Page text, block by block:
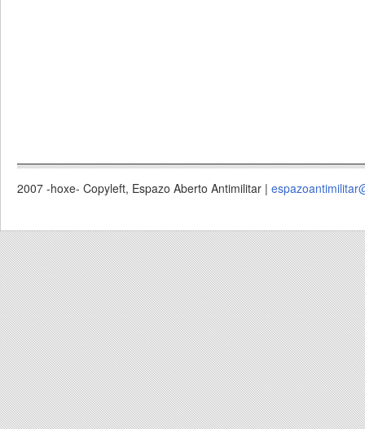
2007 -hoxe- Copyleft, Espazo Aberto Antimilitar |